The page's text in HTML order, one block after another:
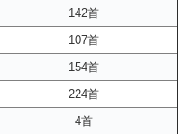
142首
107首
154首
224首
4首